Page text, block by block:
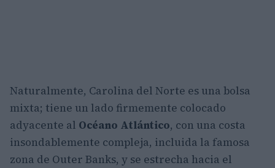
Naturalmente, Carolina del Norte es una bolsa
mixta; tiene un lado firmemente colocado
adyacente al Océano Atlántico, con una costa
insondablemente compleja, incluida la famosa
zona de Outer Banks, y se estrecha hacia el